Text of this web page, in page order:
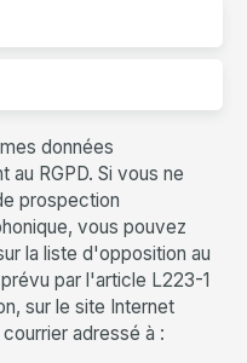
données
RGPD. Si vous ne
prospection
vous pouvez
la liste d'opposition au
par l'article L223-1
sur le site Internet
adressé à :